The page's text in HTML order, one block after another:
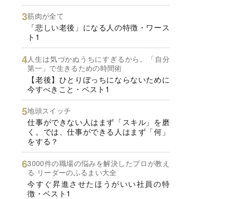
筋肉が全て
「悲しい老後」になる人の特徴・ワース
ト1
人生は気づかぬうちにすぎるから。「自分
第一」で生きるための時間術
【老後】ひとりぼっちにならないために
今すべきこと・ベスト1
地頭スイッチ
仕事ができない人はまず「スキル」を磨
く。では、仕事ができる人はまず「何」
をする？
3000件の職場の悩みを解決したプロが教え
る リーダーのふるまい大全
今すぐ昇進させたほうがいい社員の特
徴・ベスト1